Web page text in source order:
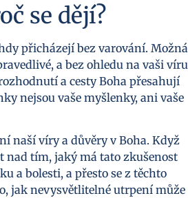
se dějí?
přicházejí bez varování. Možná
a bez ohledu na vaši víru
a cesty Boha přesahují
nejsou vaše myšlenky, ani vaše
naší víry a důvěry v Boha. Když
nad tím, jaký má tato zkušenost
a bolesti, a přesto se z těchto
jak nevysvětlitelné utrpení může